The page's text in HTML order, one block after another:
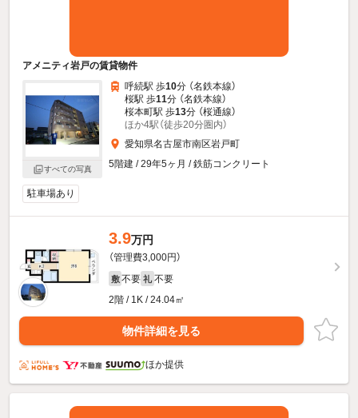
アメニティ岩戸の賃貸物件
すべての写真
呼続駅 歩10分 （名鉄本線）
桜駅 歩11分 （名鉄本線）
桜本町駅 歩13分 （桜通線）
ほか4駅（徒歩20分圏内）
愛知県名古屋市南区岩戸町
5階建 / 29年5ヶ月 / 鉄筋コンクリート
駐車場あり
3.9万円
（管理費3,000円）
敷 不要 礼 不要
2階 / 1K / 24.04㎡
物件詳細を見る
ほか提供